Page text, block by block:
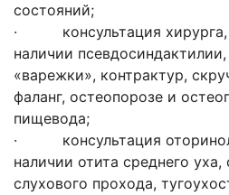
состояний;
· консультация хирурга,
наличии
«варежки», контрактур,
фаланг, остеопорозе и
пищевода;
· консультация
наличии отита среднего
слухового прохода,